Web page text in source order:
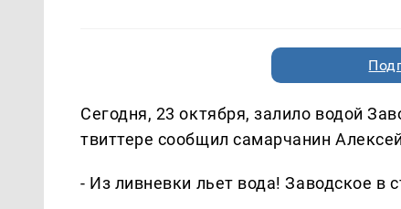
Сегодня, 23 октября, залило водой
твиттере сообщил самарчанин
- Из ливневки льет вода! Заводское в